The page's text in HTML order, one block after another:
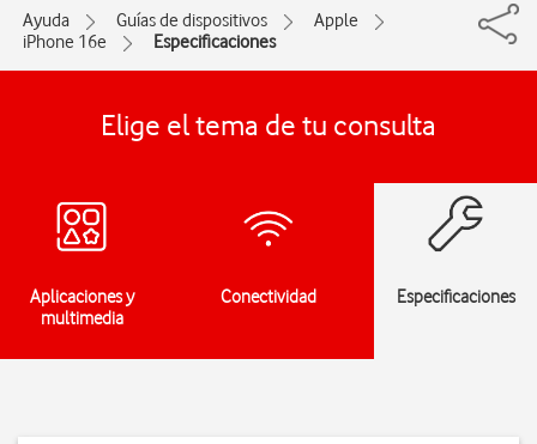
Ayuda Guías de dispositivos
Apple
iPhone 16e
Especificaciones
Elige el tema de tu consulta
Aplicaciones y
multimedia
Conectividad Especificaciones